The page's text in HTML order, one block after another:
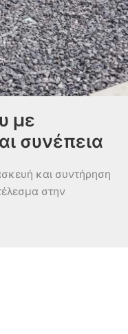
της
σας
με
συνέπεια
και συντήρηση
στην